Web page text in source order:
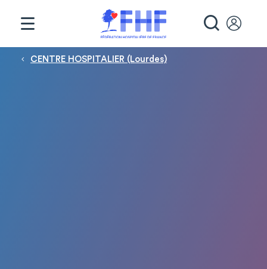
Fil d'Ariane
CENTRE HOSPITALIER (Lourdes)
Panneau de gestion des cookies